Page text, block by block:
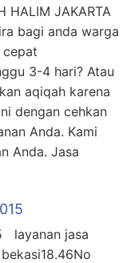
HALIM JAKARTA
bagi anda warga
3-4 hari? Atau
aqiqah karena
dengan cehkan
Anda. Kami
Anda. Jasa
layanan jasa